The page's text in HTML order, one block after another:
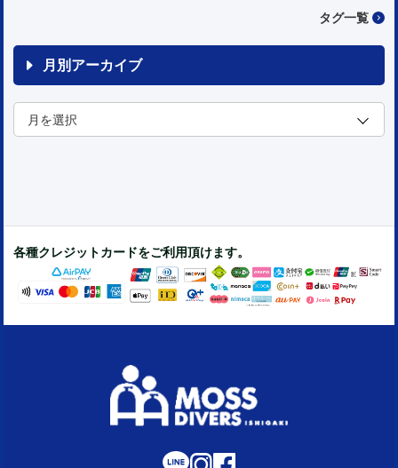
タグ一覧
月別アーカイブ
各種クレジットカードをご利用頂けます。